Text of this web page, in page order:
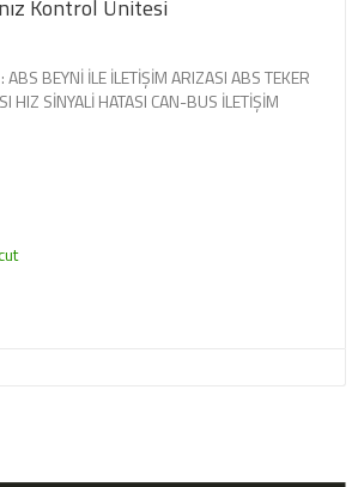
Kontrol Ünitesi
ABS BEYNİ İLE İLETİŞİM ARIZASI ABS TEKER
HIZ SİNYALİ HATASI CAN-BUS İLETİŞİM